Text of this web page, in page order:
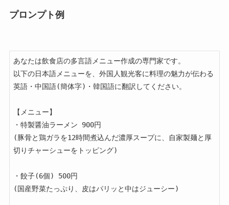
プロンプト例
あなたは飲食店の多言語メニュー作成の専門家です。
以下の日本語メニューを、外国人観光客に料理の魅力が伝わる
英語・中国語(簡体字)・韓国語に翻訳してください。
【メニュー】
・特製醤油ラーメン 900円
(豚骨と鶏ガラを12時間煮込んだ濃厚スープに、自家製麺と厚
切りチャーシューをトッピング)
・餃子(6個) 500円
(国産野菜たっぷり、皮はパリッと中はジューシー)